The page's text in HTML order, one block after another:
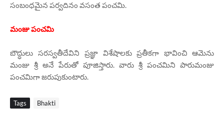
సంబంధమైన పర్వదినం వసంత పంచమి.
మంజు పంచమి
బౌద్ధులు సరస్వతీదేవిని ప్రజ్ఞా విశేషాలకు ప్రతీకగా భావించి ఆమెను
మంజు శ్రీ అనే పేరుతో పూజిస్తారు. వారు శ్రీ పంచమిని పారుమంజు
పంచమిగా జరుపుకుంటారు.
Tags Bhakti